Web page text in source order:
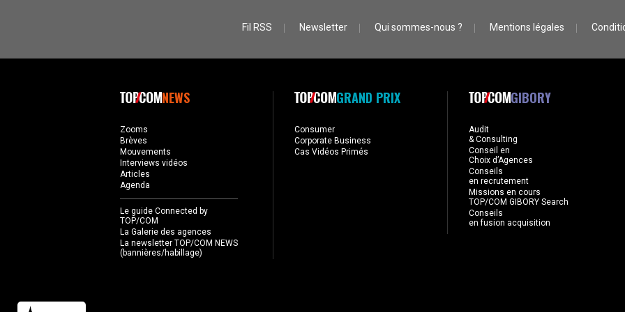
Fil RSS Newsletter Qui sommes-nous ? Mentions légales
NEWS
Zooms
Brèves
Mouvements
Interviews vidéos
Articles
Agenda
Le guide Connected by
TOP/COM
La Galerie des agences
La newsletter TOP/COM NEWS
(bannières/habillage)
GRAND PRIX
Consumer
Corporate Business
Cas Vidéos Primés
GIBORY
Audit
& Consulting
Conseil en
Choix d’Agences
Conseils
en recrutement
Missions en cours
TOP/COM GIBORY Search
Conseils
en fusion acquisition